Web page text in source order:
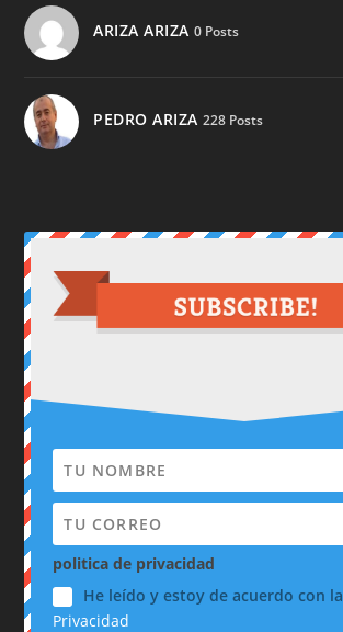
ARIZA ARIZA 0 Posts
PEDRO ARIZA 228 Posts
politica de privacidad
He leído y estoy de acuerdo con la
Privacidad